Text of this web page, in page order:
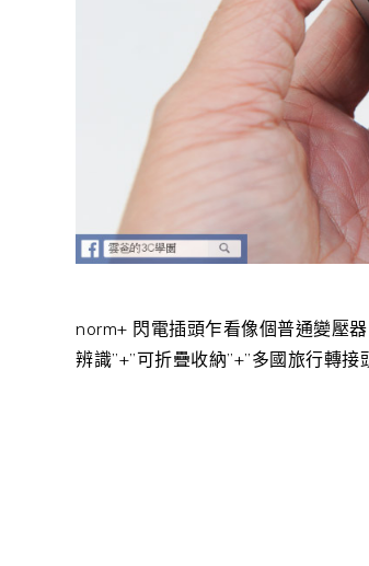
norm+ 閃電插頭乍看像個普通變壓
辨識”+”可折疊收納”+”多國旅行轉接